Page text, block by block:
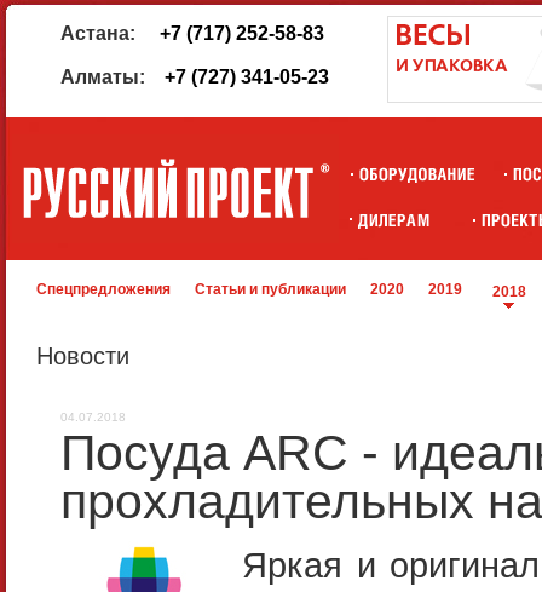
Астана: +7 (717) 252-58-83
Алматы: +7 (727) 341-05-23
Спецпредложения Статьи и публикации 2020 2019 2018
Новости
04.07.2018
Посуда ARC -
прохладительных
Яркая и